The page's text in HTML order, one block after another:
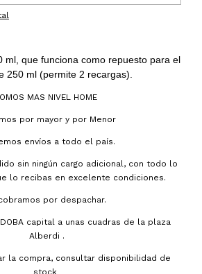
ml, que funciona como repuesto para el
250 ml (permite 2 recargas).
MAS NIVEL HOME
por mayor y por Menor
envíos a todo el país.
sin ningún cargo adicional, con todo lo
lo recibas en excelente condiciones.
por despachar.
capital a unas cuadras de la plaza
Alberdi .
la compra, consultar disponibilidad de
stock